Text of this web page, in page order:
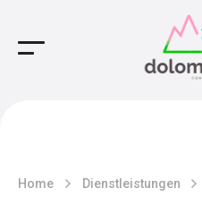
Main Navigation
Home Dienstleistungen